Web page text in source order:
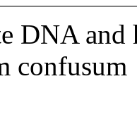
DNA
confusum